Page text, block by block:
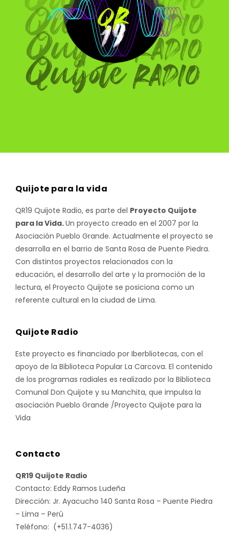
Quijote para la vida
QR19 Quijote Radio, es parte del Proyecto Quijote
para la Vida.Un proyecto creado en el 2007 por la
Asociación Pueblo Grande. Actualmente el proyecto se
desarrolla en el barrio de Santa Rosa de Puente Piedra.
Con distintos proyectos relacionados con la
educación, el desarrollo del arte y la promoción de la
lectura, el Proyecto Quijote se posiciona como un
referente cultural en la ciudad de Lima.
Quijote Radio
Este proyecto es financiado por Iberbliotecas, con el
apoyo de la Biblioteca Popular La Carcova. El contenido
de los programas radiales es realizado por la Biblioteca
Comunal Don Quijote y su Manchita, que impulsa la
asociación Pueblo Grande /Proyecto Quijote para la
Vida
Contacto
QR19 Quijote Radio
Contacto: Eddy Ramos Ludeña
Dirección: Jr. Ayacucho 140 Santa Rosa – Puente Piedra
– Lima – Perú
Teléfono: (+51.1.747-4036)